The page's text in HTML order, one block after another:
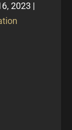
2023 |